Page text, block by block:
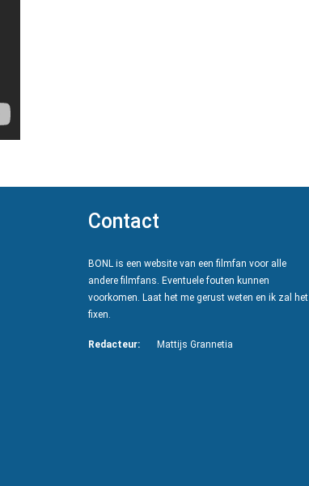
Contact
BONL is een website van een filmfan voor alle
andere filmfans. Eventuele fouten kunnen
voorkomen. Laat het me gerust weten en ik zal het
fixen.
Redacteur: Mattijs Grannetia